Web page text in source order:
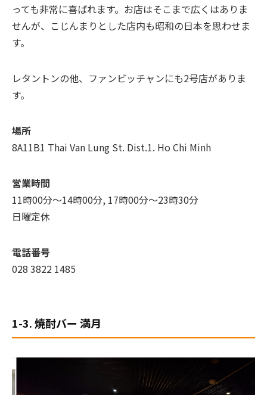
っても非常に喜ばれます。お店はそこまで広くはありま
せんが、こじんまりとした店内も昭和の日本を思わせま
す。
レタントンの他、ファンビッチャンにも2号店がありま
す。
場所
8A11B1 Thai Van Lung St. Dist.1. Ho Chi Minh
営業時間
11時00分～14時00分, 17時00分～23時30分
日曜定休
電話番号
028 3822 1485
1-3. 焼酎バー 満月